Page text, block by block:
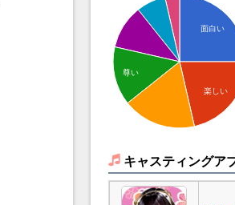
面白い
楽しい
尊い
キャスティングア